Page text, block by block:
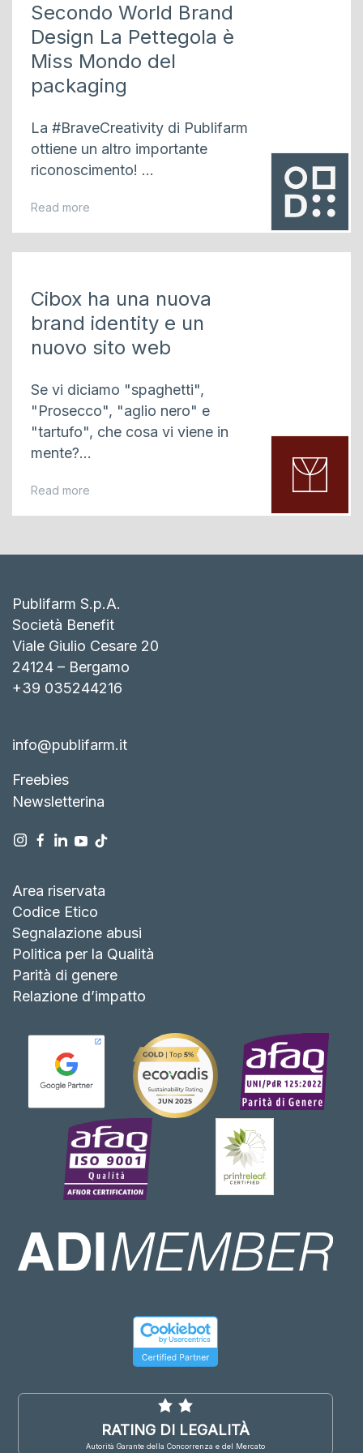
Secondo World Brand
Design La Pettegola è
Miss Mondo del
packaging
La #BraveCreativity di Publifarm
ottiene un altro importante
riconoscimento! ...
Read more
Cibox ha una nuova
brand identity e un
nuovo sito web
Se vi diciamo "spaghetti",
"Prosecco", "aglio nero" e
"tartufo", che cosa vi viene in
mente?...
Read more
Publifarm S.p.A.
Società Benefit
Viale Giulio Cesare 20
24124 – Bergamo
+39 035244216
info@publifarm.it
Freebies
Newsletterina
Area riservata
Codice Etico
Segnalazione abusi
Politica per la Qualità
Parità di genere
Relazione d’impatto
RATING DI LEGALITÀ
Autorità Garante della Concorrenza e del Mercato